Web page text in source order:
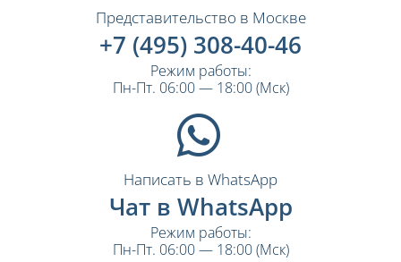
Представительство в Москве
+7 (495) 308-40-46
Режим работы:
Пн-Пт. 06:00 — 18:00 (Мск)
Написать в WhatsApp
Чат в WhatsApp
Режим работы:
Пн-Пт. 06:00 — 18:00 (Мск)